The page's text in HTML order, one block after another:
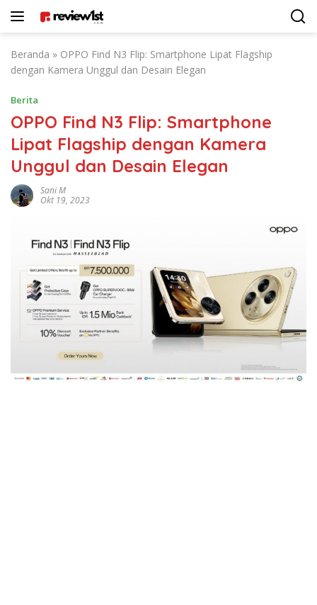
Beranda » OPPO Find N3 Flip: Smartphone Lipat Flagship
dengan Kamera Unggul dan Desain Elegan
Berita
OPPO Find N3 Flip: Smartphone
Lipat Flagship dengan Kamera
Unggul dan Desain Elegan
Sani M
Okt 19, 2023